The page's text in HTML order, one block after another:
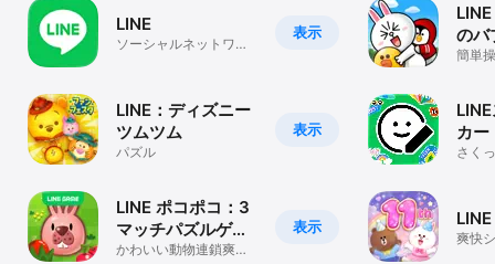
表示
LINE
ソーシャルネットワー
表示
LINE：ディズニー
ツムツム
パズル
表示
LINE ポコポコ：3
マッチパズルゲー
ム
かわいい動物連鎖爽
のバ
簡単
カー
さく
爽快